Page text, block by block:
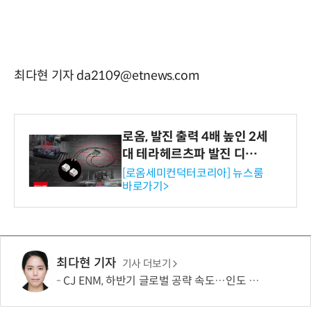
최다현 기자 da2109@etnews.com
로옴, 발진 출력 4배 높인 2세
대 테라헤르츠파 발진 디바이
스 개발
[로옴세미컨덕터코리아] 뉴스룸
바로가기>
최다현 기자 기사 더보기
CJ ENM, 하반기 글로벌 공략 속도…인도 등 신규 시장 개척